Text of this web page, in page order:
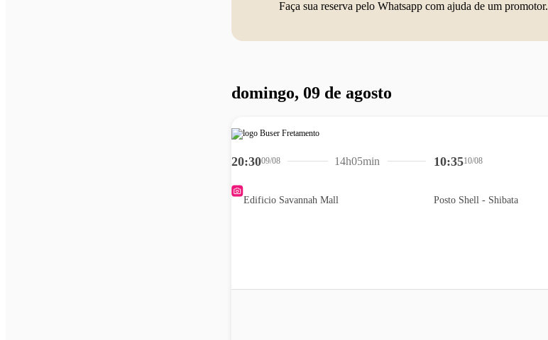
Faça sua reserva pelo Whatsapp com ajuda de um promotor.
domingo, 09 de agosto
20:3009/08
Edificio Savannah Mall
10:3510/08
Posto Shell - Shibata
14h05min